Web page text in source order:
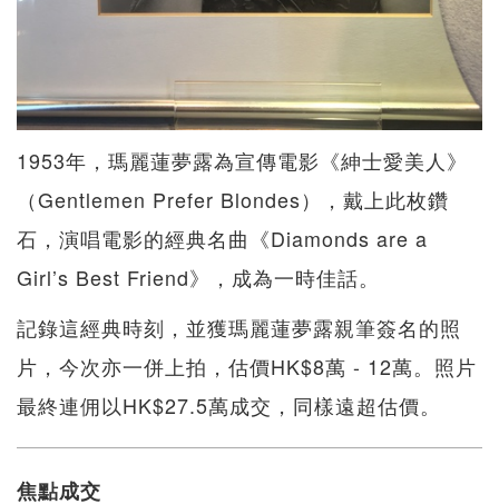
1953年，瑪麗蓮夢露為宣傳電影《紳士愛美人》
（Gentlemen Prefer Blondes），戴上此枚鑽
石，演唱電影的經典名曲《Diamonds are a
Girl’s Best Friend》，成為一時佳話。
記錄這經典時刻，並獲瑪麗蓮夢露親筆簽名的照
片，今次亦一併上拍，估價HK$8萬 - 12萬。照片
最終連佣以HK$27.5萬成交，同樣遠超估價。
焦點成交